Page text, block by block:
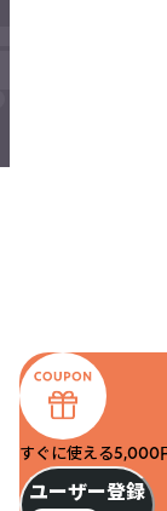
すぐに使える5,000
ユーザー登録